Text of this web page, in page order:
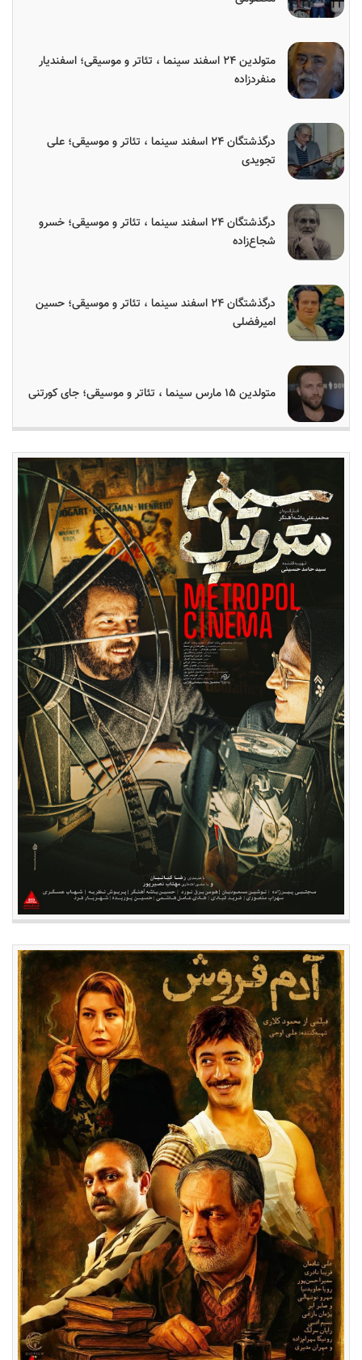
متولدین ۲۴ اسفند سینما ، تئاتر و موسیقی؛ اسفندیار
منفردزاده
درگذشتگان ۲۴ اسفند سینما ، تئاتر و موسیقی؛ علی
تجویدی
درگذشتگان ۲۴ اسفند سینما ، تئاتر و موسیقی؛ خسرو
شجاع‌زاده
درگذشتگان ۲۴ اسفند سینما ، تئاتر و موسیقی؛ حسین
امیرفضلی
متولدین ۱۵ مارس سینما ، تئاتر و موسیقی؛ جای کورتنی